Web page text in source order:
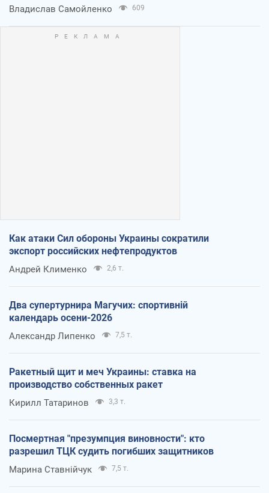
Владислав Самойленко 609
Как атаки Сил обороны Украины сократили
экспорт российских нефтепродуктов
Андрей Клименко 2,6 т.
Два супертурнира Магучих: спортивній
календарь осени-2026
Александр Липенко 7,5 т.
Ракетный щит и меч Украины: ставка на
производство собственных ракет
Кирилл Татаринов 3,3 т.
Посмертная "презумпция виновности": кто
разрешил ТЦК судить погибших защитников
Марина Ставнійчук 7,5 т.